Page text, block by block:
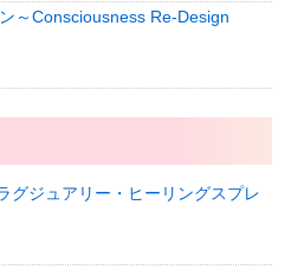
～Consciousness Re-Design
グジュアリー・ヒーリングスプレ